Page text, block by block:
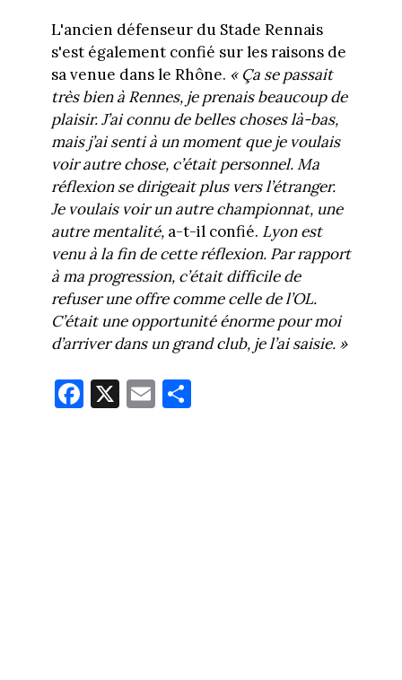
L'ancien défenseur du Stade Rennais
s'est également confié sur les raisons de
sa venue dans le Rhône. « Ça se passait
très bien à Rennes, je prenais beaucoup de
plaisir. J’ai connu de belles choses là-bas,
mais j’ai senti à un moment que je voulais
voir autre chose, c’était personnel. Ma
réflexion se dirigeait plus vers l’étranger.
Je voulais voir un autre championnat, une
autre mentalité,a-t-il confié. Lyon est
venu à la fin de cette réflexion. Par rapport
à ma progression, c’était difficile de
refuser une offre comme celle de l’OL.
C’était une opportunité énorme pour moi
d’arriver dans un grand club, je l’ai saisie. »
Fa
ce
X E
m
Pa
rt